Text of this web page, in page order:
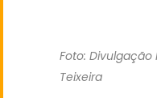
Foto:
Teixeira